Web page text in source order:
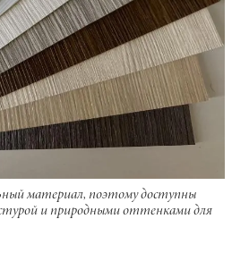
материал, поэтому доступны
и природными оттенками для